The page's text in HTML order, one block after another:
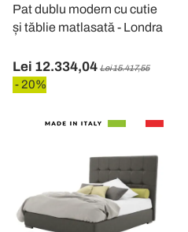
Pat dublu modern cu cutie
și tăblie matlasată - Londra
Lei 12.334,04 Lei 15.417,55
- 20%